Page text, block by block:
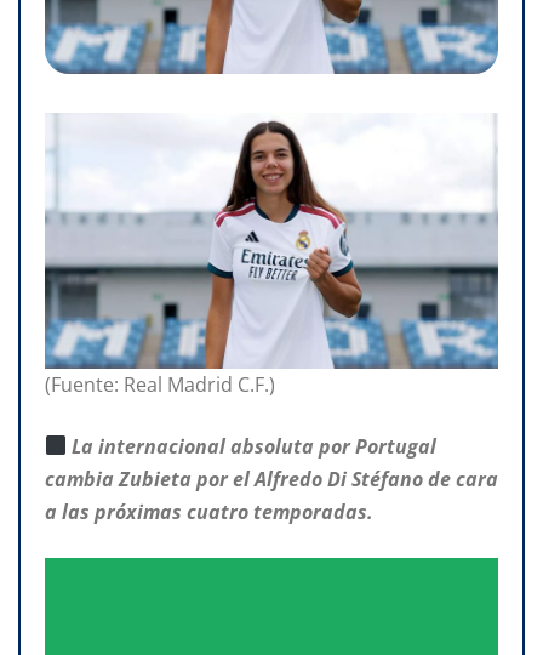
(Fuente: Real Madrid C.F.)
La internacional absoluta por Portugal
cambia Zubieta por el Alfredo Di Stéfano de cara
a las próximas cuatro temporadas.